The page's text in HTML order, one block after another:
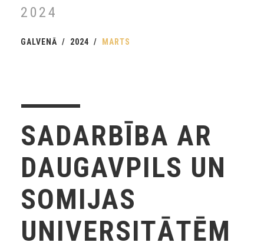
2024
GALVENĀ 2024 MARTS
SADARBĪBA AR
DAUGAVPILS UN
SOMIJAS
UNIVERSITĀTĒM